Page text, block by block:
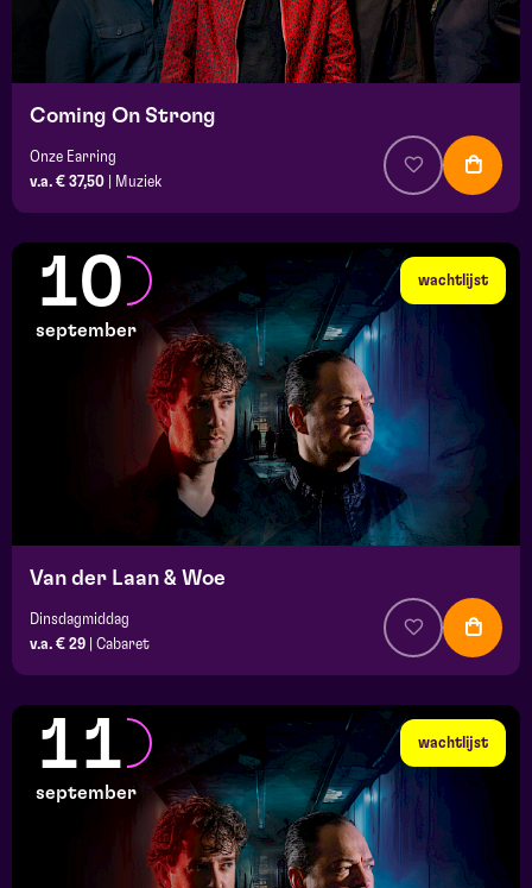
Coming On Strong
Onze Earring
v.a. € 37,50
Muziek
wachtlijst
10
september
Van der Laan & Woe
Dinsdagmiddag
v.a. € 29
Cabaret
wachtlijst
11
september